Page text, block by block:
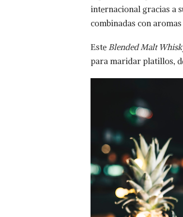
internacional gracias a
combinadas con
EsteBlended Malt
para maridar platillos,